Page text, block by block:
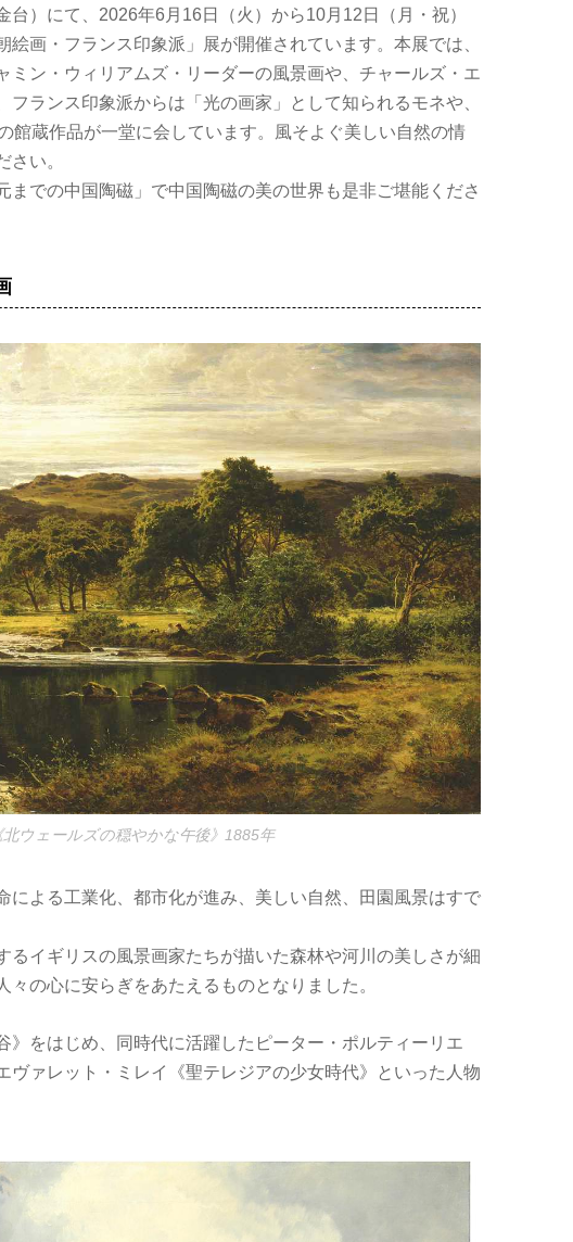
）にて、2026年6月16日（火）から10月12日（月・祝）
画・フランス印象派」展が開催されています。本展では、
ミン・ウィリアムズ・リーダーの風景画や、チャールズ・エ
フランス印象派からは「光の画家」として知られるモネや、
館蔵作品が一堂に会しています。風そよぐ美しい自然の情
さい。
での中国陶磁」で中国陶磁の美の世界も是非ご堪能くださ
ウェールズの穏やかな午後》1885年
による工業化、都市化が進み、美しい自然、田園風景はすで
るイギリスの風景画家たちが描いた森林や河川の美しさが細
の心に安らぎをあたえるものとなりました。
》をはじめ、同時代に活躍したピーター・ポルティーリエ
ヴァレット・ミレイ《聖テレジアの少女時代》といった人物